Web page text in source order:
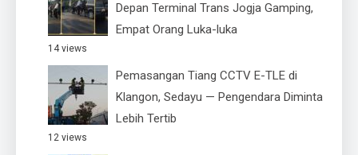
Depan Terminal Trans Jogja Gamping,
Empat Orang Luka-luka
14 views
Pemasangan Tiang CCTV E-TLE di
Klangon, Sedayu — Pengendara Diminta
Lebih Tertib
12 views